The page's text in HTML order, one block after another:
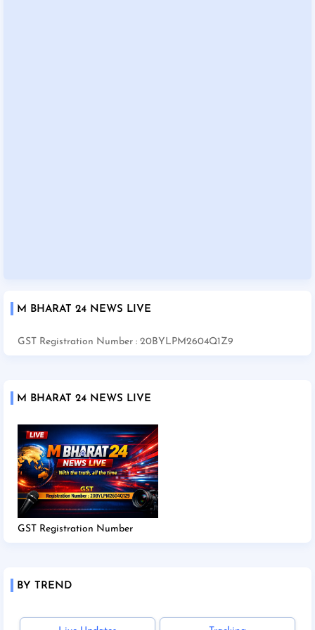
M BHARAT 24 NEWS LIVE
GST Registration Number : 20BYLPM2604Q1Z9
M BHARAT 24 NEWS LIVE
GST Registration Number
BY TREND